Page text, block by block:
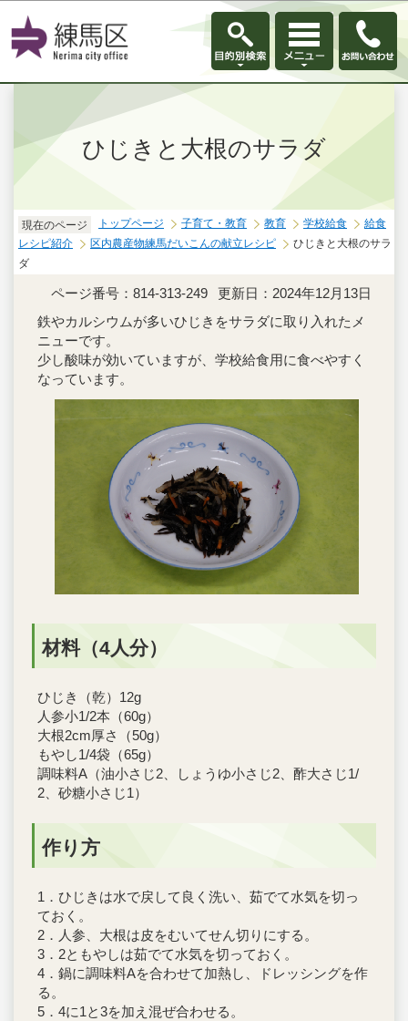
このページの本文へ移動
ひじきと大根のサラダ
現在のページ トップページ 子育て・教育 教育 学校給食
給食
レシピ紹介
区内農産物練馬だいこんの献立レシピ
ひじきと大根のサラ
ダ
ページ番号：814-313-249
更新日：2024年12月13日
鉄やカルシウムが多いひじきをサラダに取り入れたメ
ニューです。
少し酸味が効いていますが、学校給食用に食べやすく
なっています。
材料（4人分）
ひじき（乾）12g
人参小1/2本（60g）
大根2cm厚さ（50g）
もやし1/4袋（65g）
調味料A（油小さじ2、しょうゆ小さじ2、酢大さじ1/
2、砂糖小さじ1）
作り方
1．ひじきは水で戻して良く洗い、茹でて水気を切っ
ておく。
2．人参、大根は皮をむいてせん切りにする。
3．2ともやしは茹でて水気を切っておく。
4．鍋に調味料Aを合わせて加熱し、ドレッシングを作
る。
5．4に1と3を加え混ぜ合わせる。